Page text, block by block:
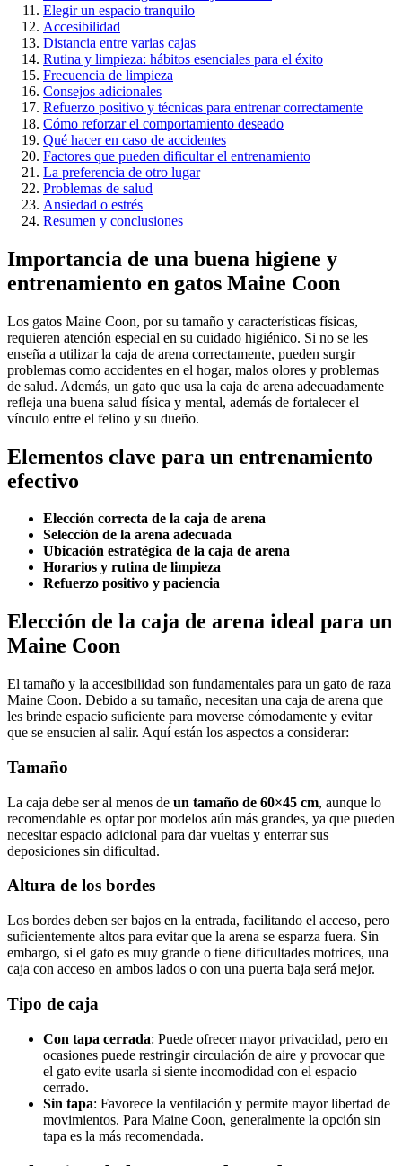
Elegir un espacio tranquilo
Accesibilidad
Distancia entre varias cajas
Rutina y limpieza: hábitos esenciales para el éxito
Frecuencia de limpieza
Consejos adicionales
Refuerzo positivo y técnicas para entrenar correctamente
Cómo reforzar el comportamiento deseado
Qué hacer en caso de accidentes
Factores que pueden dificultar el entrenamiento
La preferencia de otro lugar
Problemas de salud
Ansiedad o estrés
Resumen y conclusiones
Importancia de una buena higiene y
entrenamiento en gatos Maine Coon
Los gatos Maine Coon, por su tamaño y características físicas,
requieren atención especial en su cuidado higiénico. Si no se les
enseña a utilizar la caja de arena correctamente, pueden surgir
problemas como accidentes en el hogar, malos olores y problemas
de salud. Además, un gato que usa la caja de arena adecuadamente
refleja una buena salud física y mental, además de fortalecer el
vínculo entre el felino y su dueño.
Elementos clave para un entrenamiento
efectivo
Elección correcta de la caja de arena
Selección de la arena adecuada
Ubicación estratégica de la caja de arena
Horarios y rutina de limpieza
Refuerzo positivo y paciencia
Elección de la caja de arena ideal para un
Maine Coon
El tamaño y la accesibilidad son fundamentales para un gato de raza
Maine Coon. Debido a su tamaño, necesitan una caja de arena que
les brinde espacio suficiente para moverse cómodamente y evitar
que se ensucien al salir. Aquí están los aspectos a considerar:
Tamaño
La caja debe ser al menos de un tamaño de 60×45 cm, aunque lo
recomendable es optar por modelos aún más grandes, ya que pueden
necesitar espacio adicional para dar vueltas y enterrar sus
deposiciones sin dificultad.
Altura de los bordes
Los bordes deben ser bajos en la entrada, facilitando el acceso, pero
suficientemente altos para evitar que la arena se esparza fuera. Sin
embargo, si el gato es muy grande o tiene dificultades motrices, una
caja con acceso en ambos lados o con una puerta baja será mejor.
Tipo de caja
Con tapa cerrada: Puede ofrecer mayor privacidad, pero en
ocasiones puede restringir circulación de aire y provocar que
el gato evite usarla si siente incomodidad con el espacio
cerrado.
Sin tapa: Favorece la ventilación y permite mayor libertad de
movimientos. Para Maine Coon, generalmente la opción sin
tapa es la más recomendada.